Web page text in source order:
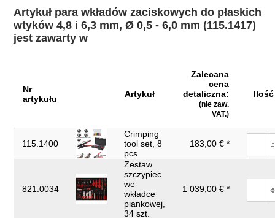
Artykuł para wkładów zaciskowych do płaskich
wtyków 4,8 i 6,3 mm, Ø 0,5 - 6,0 mm (115.1417)
jest zawarty w
Nr
artykułu
Artykuł
Zalecana
cena
detaliczna:
(nie zaw.
VAT.)
Ilość
115.1400
Crimping
tool set, 8
pcs
183,00 € *
821.0034
Zestaw
szczypiec
we
wkładce
piankowej,
34 szt.
1 039,00 € *